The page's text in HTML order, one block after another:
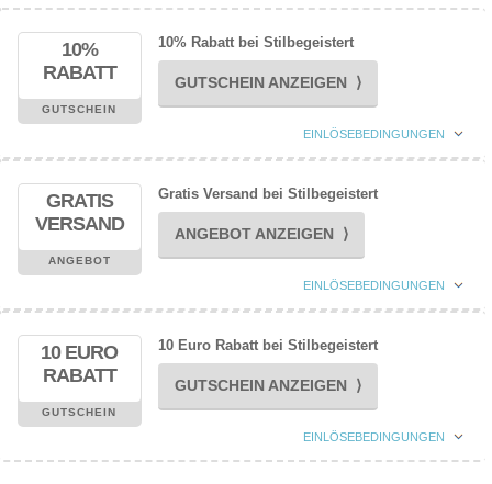
10%
RABATT
GUTSCHEIN
10% Rabatt bei Stilbegeistert
GUTSCHEIN ANZEIGEN ⟩
EINLÖSEBEDINGUNGEN
GRATIS
VERSAND
ANGEBOT
Gratis Versand bei Stilbegeistert
ANGEBOT ANZEIGEN ⟩
EINLÖSEBEDINGUNGEN
10 EURO
RABATT
GUTSCHEIN
10 Euro Rabatt bei Stilbegeistert
GUTSCHEIN ANZEIGEN ⟩
EINLÖSEBEDINGUNGEN